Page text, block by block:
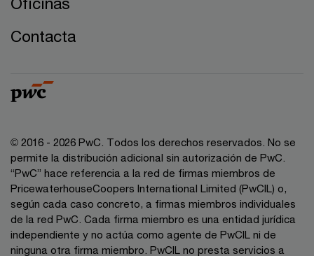
Contacta
© 2016 - 2026 PwC. Todos los derechos reservados. No se
permite la distribución adicional sin autorización de PwC.
“PwC” hace referencia a la red de firmas miembros de
PricewaterhouseCoopers International Limited (PwCIL) o,
según cada caso concreto, a firmas miembros individuales
de la red PwC. Cada firma miembro es una entidad jurídica
independiente y no actúa como agente de PwCIL ni de
ninguna otra firma miembro. PwCIL no presta servicios a